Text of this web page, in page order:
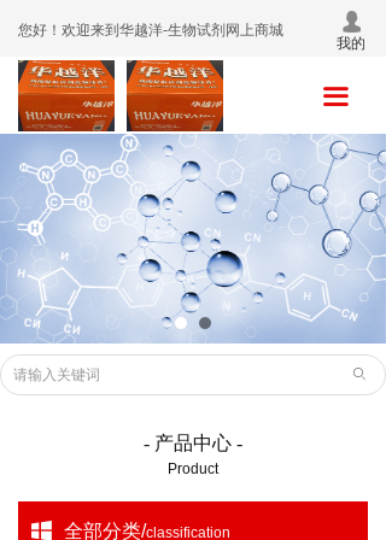
ꄙ
끀
首页
关于我们
产品中心
促销活动
销售网络
联系我们
您好！欢迎来到华越洋-生物试剂网上商城 넙
我的
全部分类/classification
낖
- 产品中心 -
Product